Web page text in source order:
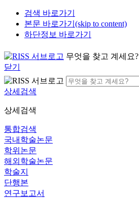
검색 바로가기
본문 바로가기(skip to content)
하단정보 바로가기
무엇을 찾고 계세요?
닫기
상세검색
상세검색
통합검색
국내학술논문
학위논문
해외학술논문
학술지
단행본
연구보고서